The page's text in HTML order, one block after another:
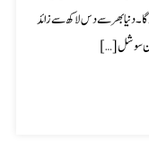
حج کا آغاز ہوگا۔ دنیا بھر سے دس لاکھ سے زائد
سوشل […]